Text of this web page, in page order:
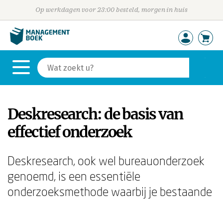
Op werkdagen voor 23:00 besteld, morgen in huis
Deskresearch: de basis van
effectief onderzoek
Deskresearch, ook wel bureauonderzoek
genoemd, is een essentiële
onderzoeksmethode waarbij je bestaande